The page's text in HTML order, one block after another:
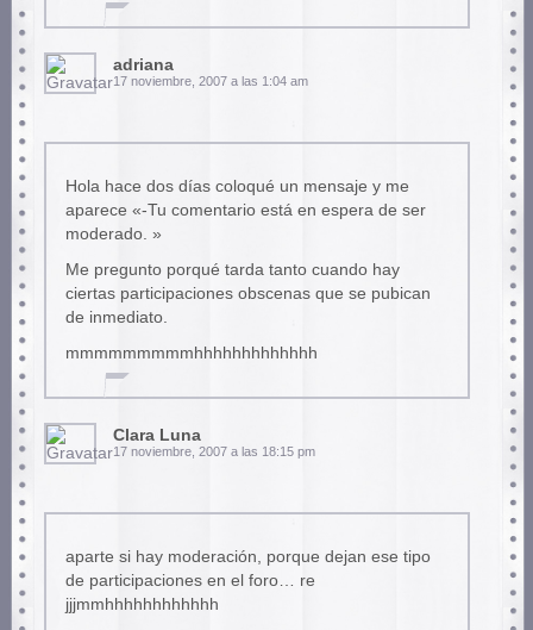
adriana
17 noviembre, 2007 a las 1:04 am
Hola hace dos días coloqué un mensaje y me
aparece «-Tu comentario está en espera de ser
moderado. »
Me pregunto porqué tarda tanto cuando hay
ciertas participaciones obscenas que se pubican
de inmediato.
mmmmmmmmmhhhhhhhhhhhhh
Clara Luna
17 noviembre, 2007 a las 18:15 pm
aparte si hay moderación, porque dejan ese tipo
de participaciones en el foro… re
jjjmmhhhhhhhhhhhh